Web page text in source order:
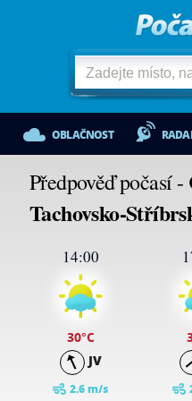
OBLAČNOST
Předpověď počasí -
Tachovsko-
14:00
30°C
JV
2.6 m/s